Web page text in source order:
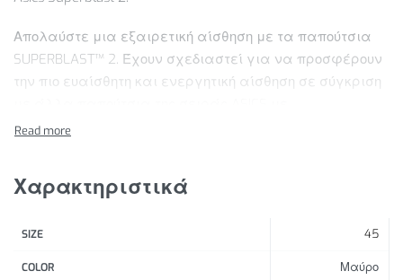
Απολαύστε μια εξαιρετική αίσθηση με τα παπούτσια
SUPERBLAST™ 2. Έχουν σχεδιαστεί για να προσφέρουν
την πιο ευαίσθητη και ενεργητική αίσθηση σε σύγκριση
αντικραδασμική προστασία. Η μεσαία σόλα διαθέτει
δημιουργία μιας από τις πιο ελαφριές και
Χαρακτηριστικά
SIZE 45
COLOR Μαύρο